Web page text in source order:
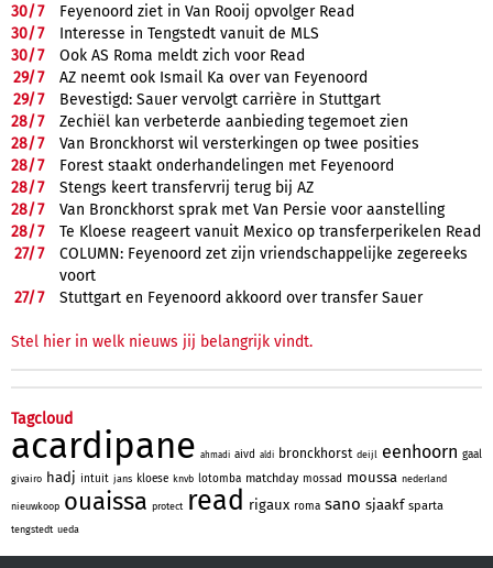
30/7
Feyenoord ziet in Van Rooij opvolger Read
30/7
Interesse in Tengstedt vanuit de MLS
30/7
Ook AS Roma meldt zich voor Read
29/7
AZ neemt ook Ismail Ka over van Feyenoord
29/7
Bevestigd: Sauer vervolgt carrière in Stuttgart
28/7
Zechiël kan verbeterde aanbieding tegemoet zien
28/7
Van Bronckhorst wil versterkingen op twee posities
28/7
Forest staakt onderhandelingen met Feyenoord
28/7
Stengs keert transfervrij terug bij AZ
28/7
Van Bronckhorst sprak met Van Persie voor aanstelling
28/7
Te Kloese reageert vanuit Mexico op transferperikelen Read
27/7
COLUMN: Feyenoord zet zijn vriendschappelijke zegereeks
voort
27/7 Stuttgart en Feyenoord akkoord over transfer Sauer
Stel hier in welk nieuws jij belangrijk vindt.
Tagcloud
acardipane ahmadi aivd aldi bronckhorst deijl eenhoorn gaal
givairo hadj intuit jans kloese knvb lotomba matchday mossad moussa nederland
nieuwkoop ouaissa protect read rigaux roma sano sjaakf sparta
tengstedt ueda